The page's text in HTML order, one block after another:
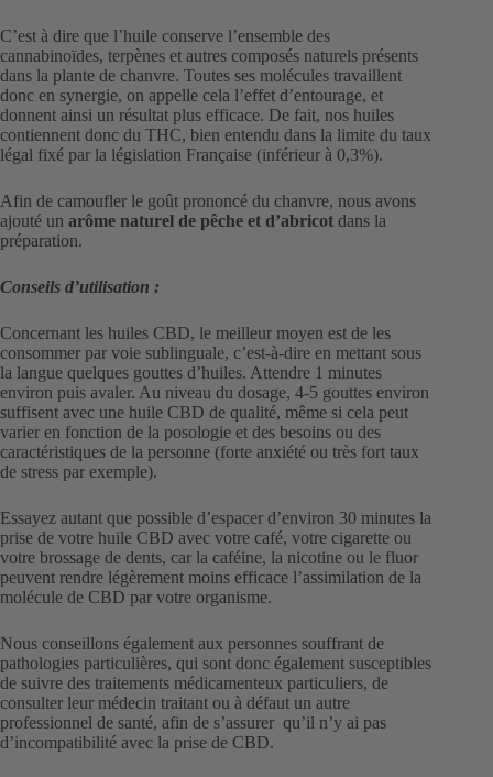
C’est à dire que l’huile conserve l’ensemble des
cannabinoïdes, terpènes et autres composés naturels présents
dans la plante de chanvre. Toutes ses molécules travaillent
donc en synergie, on appelle cela l’effet d’entourage, et
donnent ainsi un résultat plus efficace. De fait, nos huiles
contiennent donc du THC, bien entendu dans la limite du taux
légal fixé par la législation Française (inférieur à 0,3%).
Afin de camoufler le goût prononcé du chanvre, nous avons
ajouté un arôme naturel de pêche et d’abricot dans la
préparation.
Conseils d’utilisation :
Concernant les huiles CBD, le meilleur moyen est de les
consommer par voie sublinguale, c’est-à-dire en mettant sous
la langue quelques gouttes d’huiles. Attendre 1 minutes
environ puis avaler. Au niveau du dosage, 4-5 gouttes environ
suffisent avec une huile CBD de qualité, même si cela peut
varier en fonction de la posologie et des besoins ou des
caractéristiques de la personne (forte anxiété ou très fort taux
de stress par exemple).
Essayez autant que possible d’espacer d’environ 30 minutes la
prise de votre huile CBD avec votre café, votre cigarette ou
votre brossage de dents, car la caféine, la nicotine ou le fluor
peuvent rendre légèrement moins efficace l’assimilation de la
molécule de CBD par votre organisme.
Nous conseillons également aux personnes souffrant de
pathologies particulières, qui sont donc également susceptibles
de suivre des traitements médicamenteux particuliers, de
consulter leur médecin traitant ou à défaut un autre
professionnel de santé, afin de s’assurer qu’il n’y ai pas
d’incompatibilité avec la prise de CBD.